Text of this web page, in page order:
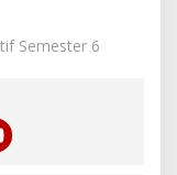
Semester 6